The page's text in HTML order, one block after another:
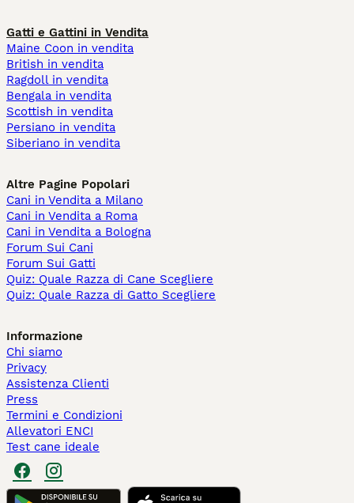
Gatti e Gattini in Vendita
Maine Coon in vendita
British in vendita
Ragdoll in vendita
Bengala in vendita
Scottish in vendita
Persiano in vendita
Siberiano in vendita
Altre Pagine Popolari
Cani in Vendita a Milano
Cani in Vendita a Roma
Cani in Vendita a Bologna
Forum Sui Cani
Forum Sui Gatti
Quiz: Quale Razza di Cane Scegliere
Quiz: Quale Razza di Gatto Scegliere
Informazione
Chi siamo
Privacy
Assistenza Clienti
Press
Termini e Condizioni
Allevatori ENCI
Test cane ideale